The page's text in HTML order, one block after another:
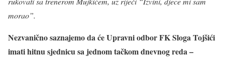
morao”.
Nezvanično saznajemo da će Upravni odbor FK Sloga Tojšići
imati hitnu sjednicu sa jednom tačkom dnevnog reda –